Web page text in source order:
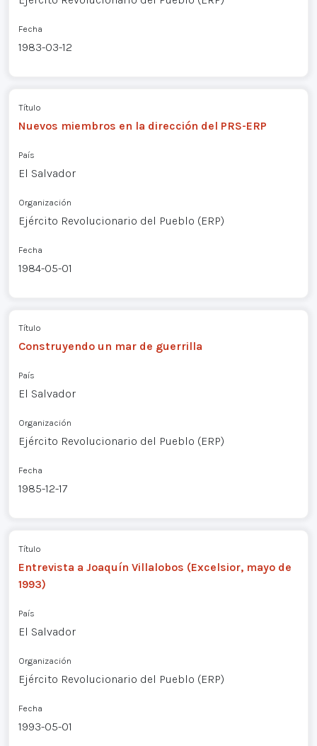
Fecha
1983-03-12
Título
Nuevos miembros en la dirección del PRS-ERP
País
El Salvador
Organización
Ejército Revolucionario del Pueblo (ERP)
Fecha
1984-05-01
Título
Construyendo un mar de guerrilla
País
El Salvador
Organización
Ejército Revolucionario del Pueblo (ERP)
Fecha
1985-12-17
Título
Entrevista a Joaquín Villalobos (Excelsior, mayo de
1993)
País
El Salvador
Organización
Ejército Revolucionario del Pueblo (ERP)
Fecha
1993-05-01